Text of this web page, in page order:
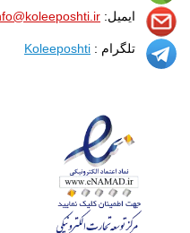
ایمیل:
تلگرام : Koleeposhti